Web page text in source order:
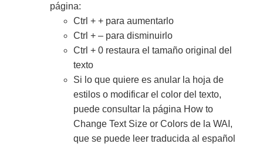
página:
Ctrl + + para aumentarlo
Ctrl + – para disminuirlo
Ctrl + 0 restaura el tamaño original del
texto
Si lo que quiere es anular la hoja de
estilos o modificar el color del texto,
puede consultar la página How to
Change Text Size or Colors de la WAI,
que se puede leer traducida al español